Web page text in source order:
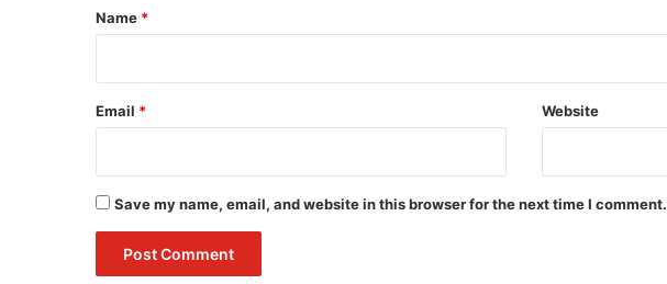
*
Name *
Email * Website
Save my name, email, and website in this browser for the next time I comment.